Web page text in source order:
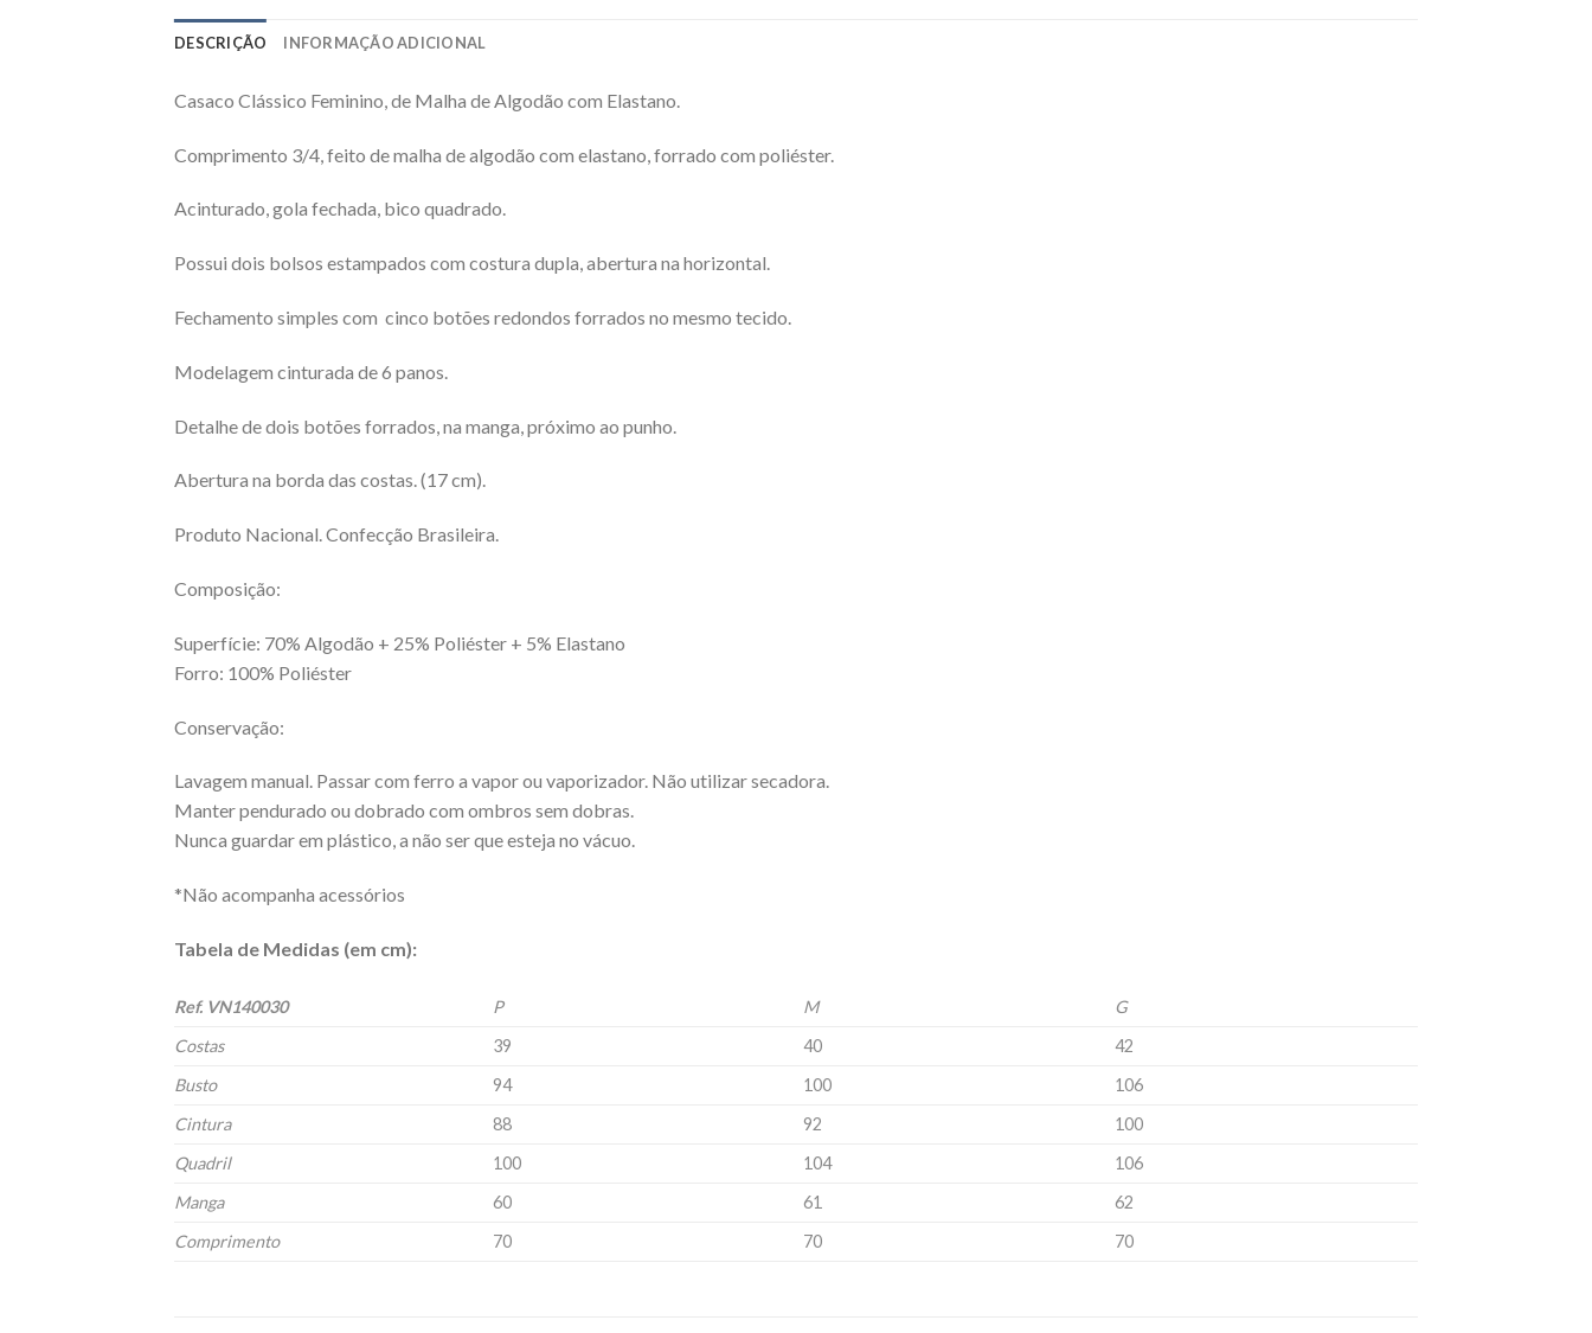
DESCRIÇÃO INFORMAÇÃO ADICIONAL
Casaco Clássico Feminino, de Malha de Algodão com Elastano.
Comprimento 3/4, feito de malha de algodão com elastano, forrado com poliéster.
Acinturado, gola fechada, bico quadrado.
Possui dois bolsos estampados com costura dupla, abertura na horizontal.
Fechamento simples com cinco botões redondos forrados no mesmo tecido.
Modelagem cinturada de 6 panos.
Detalhe de dois botões forrados, na manga, próximo ao punho.
Abertura na borda das costas. (17 cm).
Produto Nacional. Confecção Brasileira.
Composição:
Superfície: 70% Algodão + 25% Poliéster + 5% Elastano
Forro: 100% Poliéster
Conservação:
Lavagem manual. Passar com ferro a vapor ou vaporizador. Não utilizar secadora.
Manter pendurado ou dobrado com ombros sem dobras.
Nunca guardar em plástico, a não ser que esteja no vácuo.
*Não acompanha acessórios
Tabela de Medidas (em cm):
Ref. VN140030 P M
G
Costas
39 40
42
Busto
94 100
106
Cintura
88 92
100
Quadril
100 104
106
Manga
60 61
62
Comprimento
70 70 70